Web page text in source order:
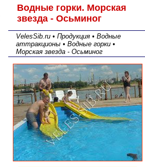
Водные горки. Морская
звезда - Осьминог
VelesSib.ru • Продукция • Водные
аттракционы • Водные горки •
Морская звезда - Осьминог